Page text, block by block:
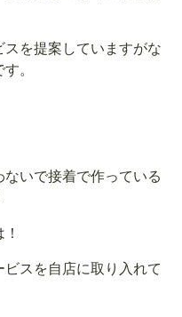
を提案していますがな
。
いで接着で作っている
スを自店に取り入れて